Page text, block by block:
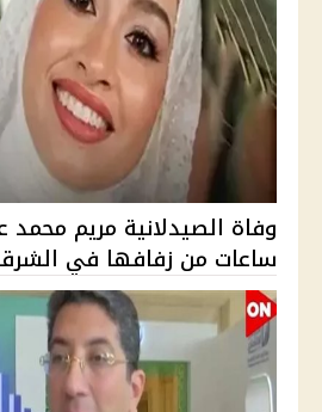
وفاة الصيدلانية مريم محمد
ساعات من زفافها في